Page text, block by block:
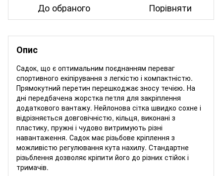
До обраного Порівняти
Опис
Садок, що є оптимальним поєднанням переваг
спортивного екіпірування з легкістю і компактністю.
Прямокутний перетин перешкоджає зносу течією. На
дні передбачена жорстка петля для закріплення
додаткового вантажу. Нейлонова сітка швидко сохне і
відрізняється довговічністю, кільця, виконані з
пластику, пружні і чудово витримують різні
навантаження. Садок має різьбове кріплення з
можливістю регулювання кута нахилу. Стандартне
різьблення дозволяє кріпити його до різних стійок і
тримачів.